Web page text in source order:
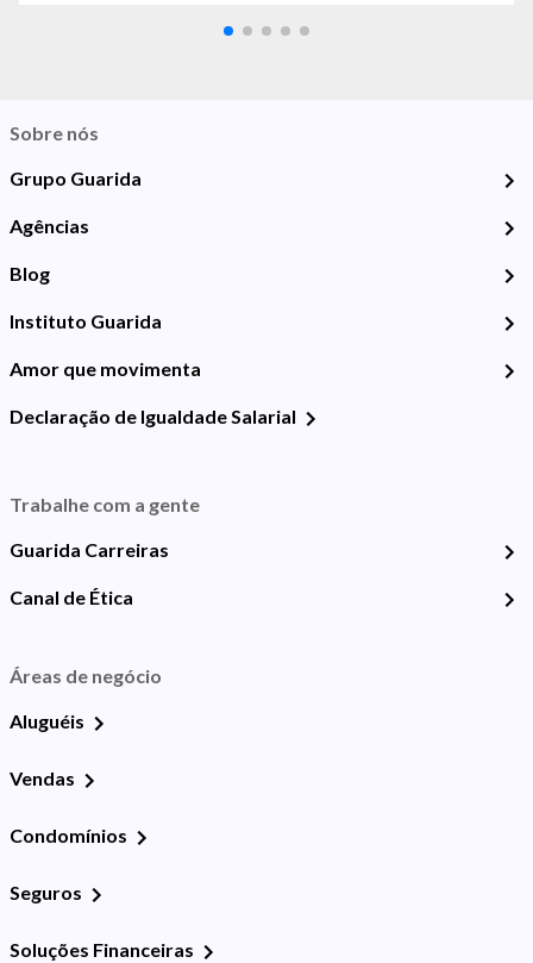
Sobre nós
Grupo Guarida
Agências
Blog
Instituto Guarida
Amor que movimenta
Declaração de Igualdade Salarial
Trabalhe com a gente
Guarida Carreiras
Canal de Ética
Áreas de negócio
Aluguéis
Vendas
Condomínios
Seguros
Soluções Financeiras